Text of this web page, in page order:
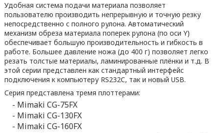
Удобная система подачи материала позволяет
пользователю производить непрерывную и точную резку
непосредственно с полного рулона. Автоматический
механизм обреза материала поперек рулона (по оси Y)
обеспечивает большую производительность и гибкость в
работе. Большее давление ножа (до 400 г) позволяет легко
резать толстые материалы, ламинированные плёнки и т.д. В
этой серии представлен как стандартный интерфейс
подключения к компьютеру RS232C, так и новый USB.
Серия представлена тремя плоттерами:
- Mimaki CG-75FX
- Mimaki CG-130FX
- Mimaki CG-160FX